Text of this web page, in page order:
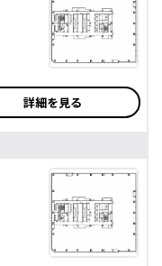
詳細を見る